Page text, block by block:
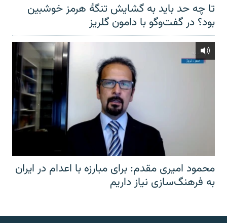
تا چه حد باید به گشایش تنگهٔ هرمز خوشبین
بود؟ در گفت‌وگو با دامون گلریز
محمود امیری مقدم: برای مبارزه با اعدام در ایران
به فرهنگ‌سازی نیاز داریم